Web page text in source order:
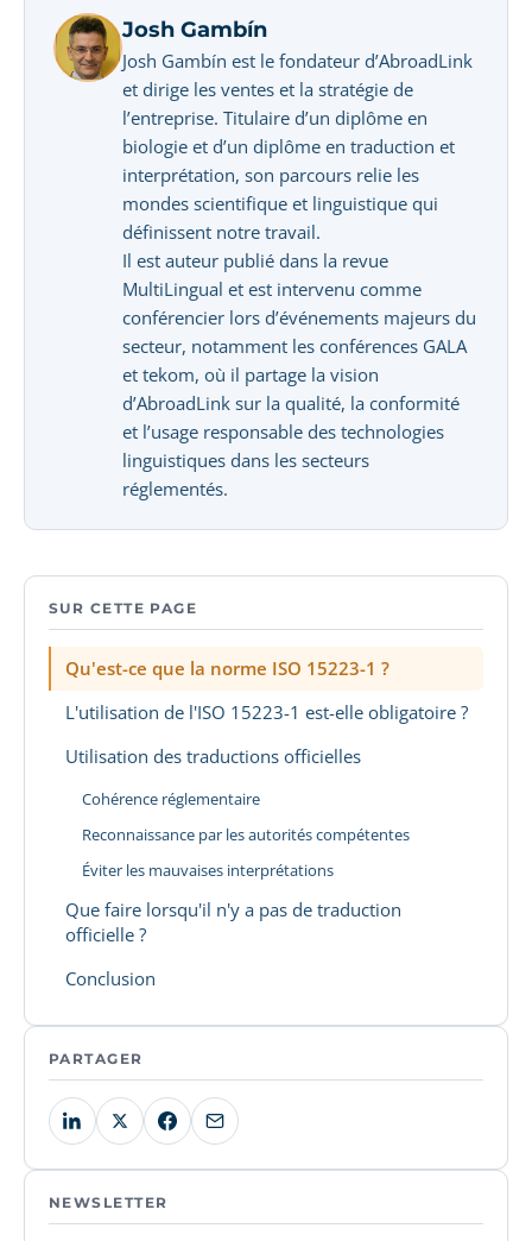
Josh Gambín
Josh Gambín est le fondateur d’AbroadLink
et dirige les ventes et la stratégie de
l’entreprise. Titulaire d’un diplôme en
biologie et d’un diplôme en traduction et
interprétation, son parcours relie les
mondes scientifique et linguistique qui
définissent notre travail.
Il est auteur publié dans la revue
MultiLingual et est intervenu comme
conférencier lors d’événements majeurs du
secteur, notamment les conférences GALA
et tekom, où il partage la vision
d’AbroadLink sur la qualité, la conformité
et l’usage responsable des technologies
linguistiques dans les secteurs
réglementés.
SUR CETTE PAGE
Qu'est-ce que la norme ISO 15223-1 ?
L'utilisation de l'ISO 15223-1 est-elle obligatoire ?
Utilisation des traductions officielles
Cohérence réglementaire
Reconnaissance par les autorités compétentes
Éviter les mauvaises interprétations
Que faire lorsqu'il n'y a pas de traduction
officielle ?
Conclusion
PARTAGER
NEWSLETTER